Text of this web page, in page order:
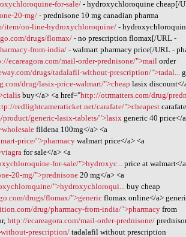
for-sale/ - hydroxychloroquine cheap[/
20-mg/ - prednisone 10 mg canadian pharma
item/on-line-hydroxychloroquine/-
drugs/flomax/ - no prescription flomax[/URL -
from-india/ - walmart pharmacy price[/URL -
ecareagora.com/mail-order-prednisone/">mail order
drugs/tadalafil-without-prescription/">tadal...
drug/lasix-price-walmart/">cheap lasix discount</
buy</a> <a href="http://otrmatters.com/drug/
redlightcameraticket.net/carafate/">cheapest carafate
product/generic-lasix-tablets/">lasix generic 40 price</
fildena 100mg</a> <a
price/">pharmacy walmart price</a> <a
for sale</a> <a
for-sale/">hydroxyc...
price at walmart</
20-mg/">prednisone20 mg</a> <a
">hydroxychloroqui...
buy cheap
drugs/flomax/">generic flomax online</a>
drug/pharmacy-from-india/">pharmacy from
http://ecareagora.com/mail-order-prednisone/
prescription/ tadalafil without prescription